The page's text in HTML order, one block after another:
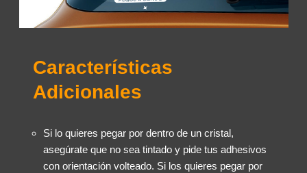
Características
Adicionales
Si lo quieres pegar por dentro de un cristal,
asegúrate que no sea tintado y pide tus adhesivos
con orientación volteado. Si los quieres pegar por